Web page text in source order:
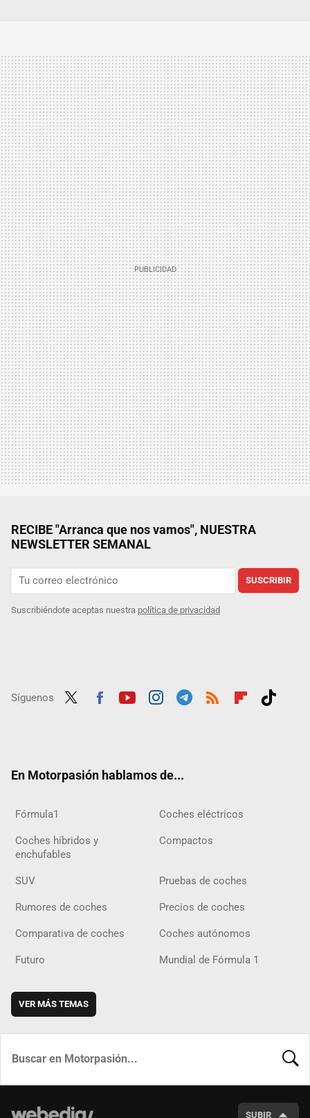
RECIBE "Arranca que nos vamos", NUESTRA
NEWSLETTER SEMANAL
SUSCRIBIR
Suscribiéndote aceptas nuestra política de privacidad
Síguenos
En Motorpasión hablamos de...
Fórmula1 Coches eléctricos
Coches híbridos y
enchufables
Compactos
SUV Pruebas de coches
Rumores de coches Precios de coches
Comparativa de coches Coches autónomos
Futuro Mundial de Fórmula 1
VER MÁS TEMAS
SUBIR